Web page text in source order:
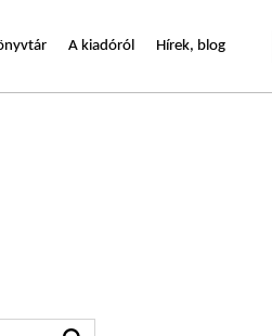
A kiadóról Hírek, blog